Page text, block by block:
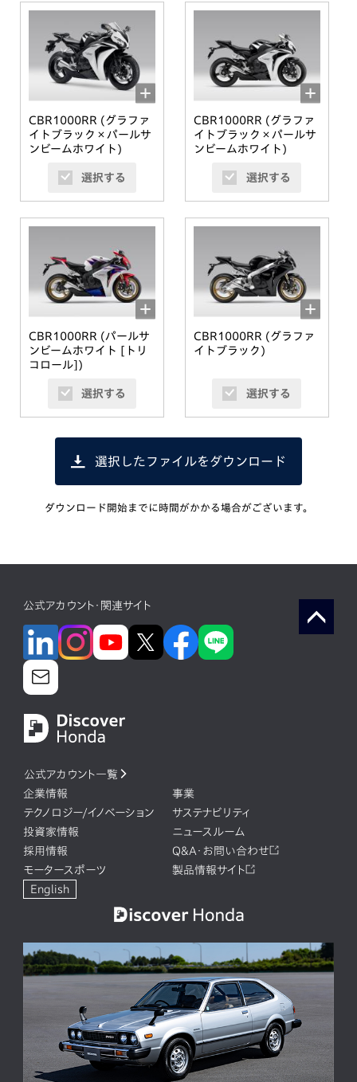
CBR1000RR (グラファ
イトブラック×パールサ
ンビームホワイト)
選択する
CBR1000RR (グラファ
イトブラック×パールサ
ンビームホワイト)
選択する
CBR1000RR (パールサ
ンビームホワイト [トリ
コロール])
選択する
CBR1000RR (グラファ
イトブラック)
選択する
選択したファイルをダウンロード
ダウンロード開始までに時間がかかる場合がございます。
公式アカウント・関連サイト
公式アカウント一覧
企業情報
事業
テクノロジー/イノベーション
サステナビリティ
投資家情報
ニュースルーム
採用情報
Q&A・お問い合わせ
モータースポーツ
製品情報サイト
English